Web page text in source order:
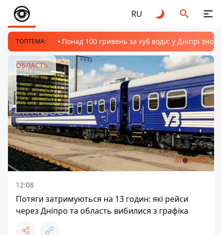
RU
ТОПТЕМА: Понад 100 гривень за куб води: у Дніпрі
ОБЛАСТЬ
12:08
Потяги затримуються на 13 годин: які рейси
через Дніпро та область вибилися з графіка